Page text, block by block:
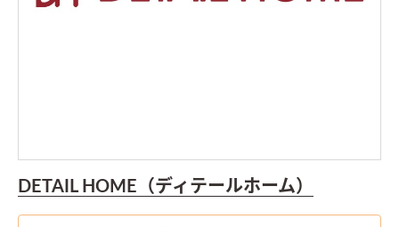
DETAIL HOME（ディテールホーム）